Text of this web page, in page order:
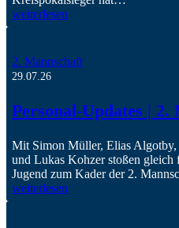
weiterlesen
2. Mannschaft
29.07.26
Personal-Updates | 2.
Mit Simon Müller, Elias Algotby,
und Lukas Kohzer stoßen gleich
Jugend zum Kader der 2.
weiterlesen